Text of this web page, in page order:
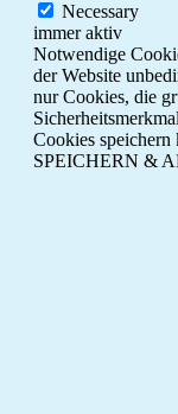
Necessary
immer aktiv
Notwendige
der Website
nur Cookies, die
Cookies
SPEICHERN &